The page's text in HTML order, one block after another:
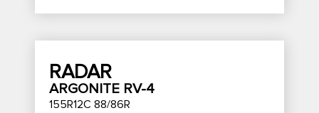
RADAR
ARGONITE RV-4
155R12C 88/86R